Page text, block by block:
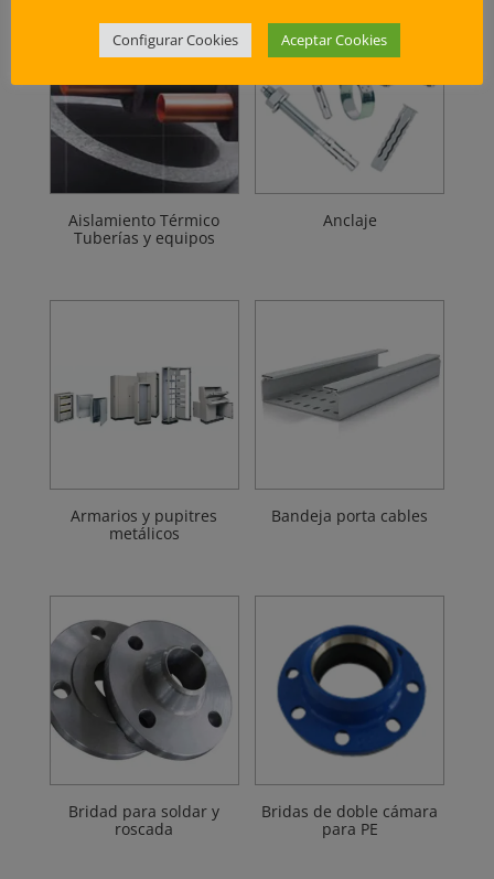
Aislamiento Térmico
Tuberías y equipos
Anclaje
Armarios y pupitres
metálicos
Bandeja porta cables
Bridad para soldar y
roscada
Bridas de doble cámara
para PE
Configurar Cookies Aceptar Cookies